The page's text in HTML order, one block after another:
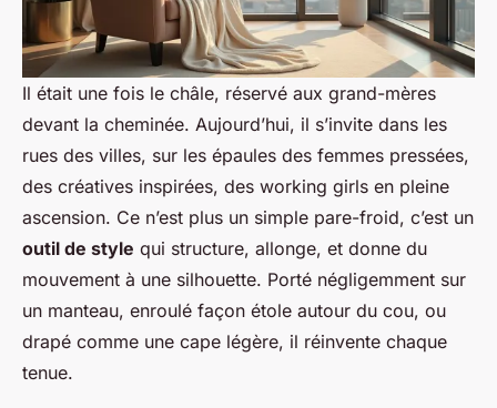
Il était une fois le châle, réservé aux grand-mères
devant la cheminée. Aujourd’hui, il s’invite dans les
rues des villes, sur les épaules des femmes pressées,
des créatives inspirées, des working girls en pleine
ascension. Ce n’est plus un simple pare-froid, c’est un
outil de style qui structure, allonge, et donne du
mouvement à une silhouette. Porté négligemment sur
un manteau, enroulé façon étole autour du cou, ou
drapé comme une cape légère, il réinvente chaque
tenue.